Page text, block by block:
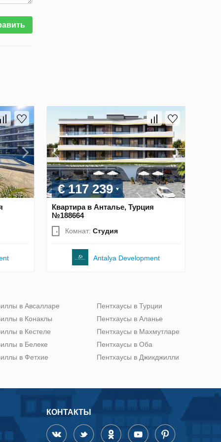
€ 117 239
Квартира в Анталье, Турция
№188664
Комнат: Студия
Antalya Development
в Авсалларе
в Конаклы
в Кестеле
в Белеке
в Фетхие
Пентхаусы в Турции
Пентхаусы в Аланье
Пентхаусы в Махмутларе
Пентхаусы в Оба
Пентхаусы в Джикджилли
КОНТАКТЫ